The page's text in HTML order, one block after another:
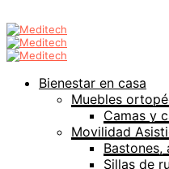
Bienestar en casa
Muebles
Camas y
Movilidad
Bastones,
Sillas de